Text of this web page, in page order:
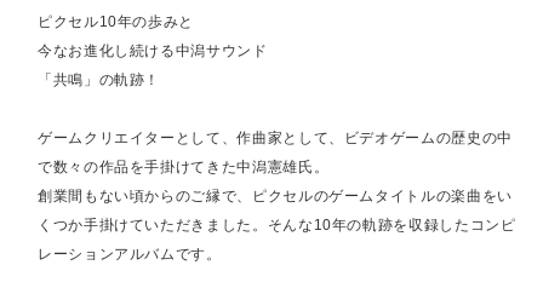
ピクセル10年の歩みと
今なお進化し続ける中潟サウンド
「共鳴」の軌跡！
ゲームクリエイターとして、作曲家として、ビデオゲームの歴史の中
で数々の作品を手掛けてきた中潟憲雄氏。
創業間もない頃からのご縁で、ピクセルのゲームタイトルの楽曲をい
くつか手掛けていただきました。そんな10年の軌跡を収録したコンピ
レーションアルバムです。